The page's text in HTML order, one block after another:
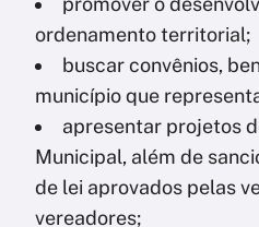
ordenamento territorial;
buscar convênios,
município que
apresentar projetos
Municipal, além de
de lei aprovados pelas
vereadores;